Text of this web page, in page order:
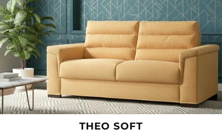
THEO SOFT